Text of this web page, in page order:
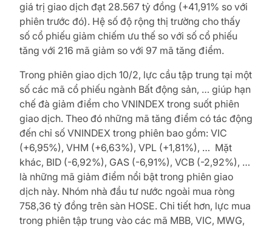
giá trị giao dịch đạt 28.567 tỷ đồng (+41,91% so với
phiên trước đó). Hệ số độ rộng thị trường cho thấy
số cổ phiếu giảm chiếm ưu thế so với số cổ phiếu
tăng với 216 mã giảm so với 97 mã tăng điểm.
Trong phiên giao dịch 10/2, lực cầu tập trung tại một
số các mã cổ phiếu ngành Bất động sản, … giúp hạn
chế đà giảm điểm cho VNINDEX trong suốt phiên
giao dịch. Theo đó những mã tăng điểm có tác động
đến chỉ số VNINDEX trong phiên bao gồm: VIC
(+6,95%), VHM (+6,63%), VPL (+1,81%), … Mặt
khác, BID (-6,92%), GAS (-6,91%), VCB (-2,92%), …
là những mã giảm điểm nổi bật trong phiên giao
dịch này. Nhóm nhà đầu tư nước ngoài mua ròng
758,36 tỷ đồng trên sàn HOSE. Chi tiết hơn, lực mua
trong phiên tập trung vào các mã MBB, VIC, MWG,